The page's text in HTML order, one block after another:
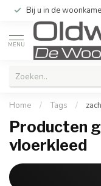
Bij u in de
MENU
Home / Tags /
Producten
vloerkleed